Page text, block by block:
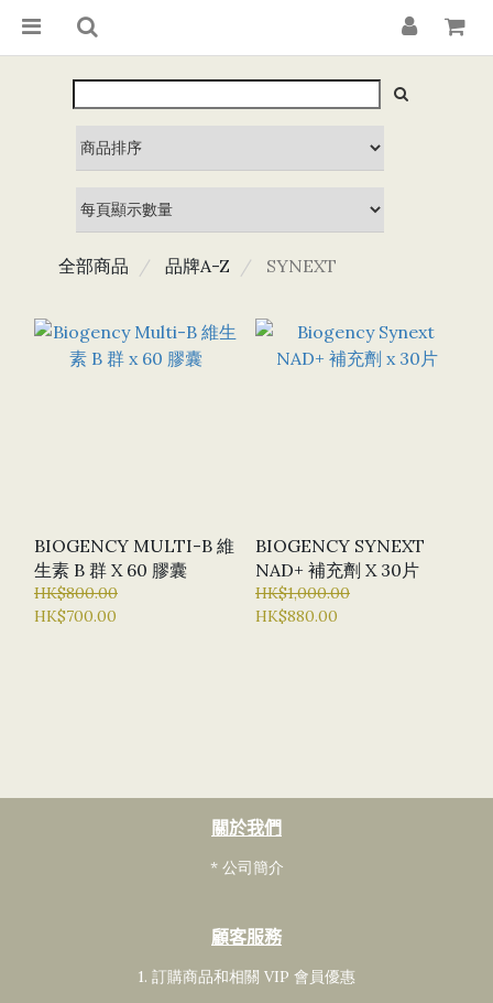
全部商品 品牌A-Z SYNEXT
BIOGENCY MULTI-B 維
生素 B 群 X 60 膠囊
HK$800.00
HK$700.00
BIOGENCY SYNEXT
NAD+ 補充劑 X 30片
HK$1,000.00
HK$880.00
關於我們
* 公司簡介
顧客服務
1. 訂購商品和相關 VIP 會員優惠